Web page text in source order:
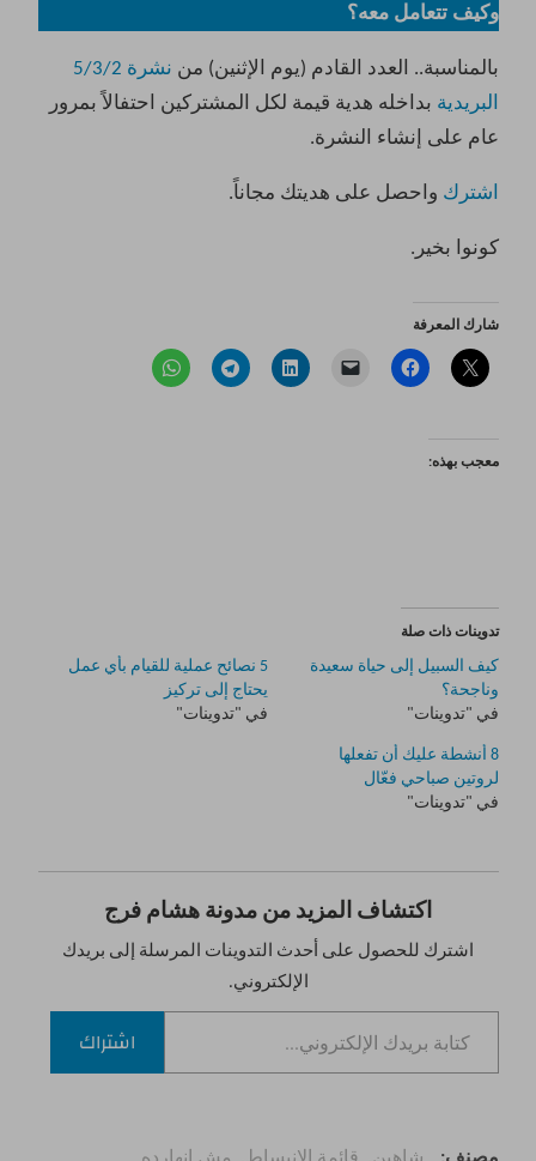
وكيف تتعامل معه؟
بالمناسبة.. العدد القادم (يوم الإثنين) من
نشرة 5/3/2
البريدية بداخله هدية قيمة لكل المشتركين احتفالاً بمرور
عام على إنشاء النشرة.
اشترك واحصل على هديتك مجاناً.
كونوا بخير.
شارك المعرفة
معجب بهذه:
تدوينات ذات صلة
كيف السبيل إلى حياة سعيدة
وناجحة؟
في "تدوينات"
5 نصائح عملية للقيام بأي عمل
يحتاج إلى تركيز
في "تدوينات"
8 أنشطة عليك أن تفعلها
لروتين صباحي فعّال
في "تدوينات"
اكتشاف المزيد من مدونة هشام فرج
اشترك للحصول على أحدث التدوينات المرسلة إلى بريدك
الإلكتروني.
كتابة بريدك الإلكتروني...
اشتراك